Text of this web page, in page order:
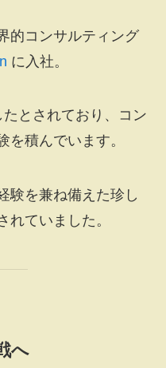
的コンサルティング
に入社。
とされており、コン
を積んでいます。
験を兼ね備えた珍し
れていました。
へ